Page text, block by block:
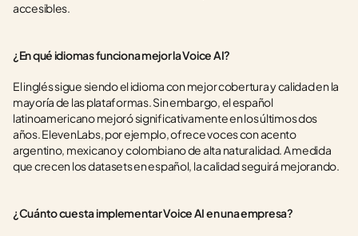
accesibles.
¿En qué idiomas funciona mejor la Voice AI?
El inglés sigue siendo el idioma con mejor cobertura y calidad en la
mayoría de las plataformas. Sin embargo, el español
latinoamericano mejoró significativamente en los últimos dos
años. ElevenLabs, por ejemplo, ofrece voces con acento
argentino, mexicano y colombiano de alta naturalidad. A medida
que crecen los datasets en español, la calidad seguirá mejorando.
¿Cuánto cuesta implementar Voice AI en una empresa?